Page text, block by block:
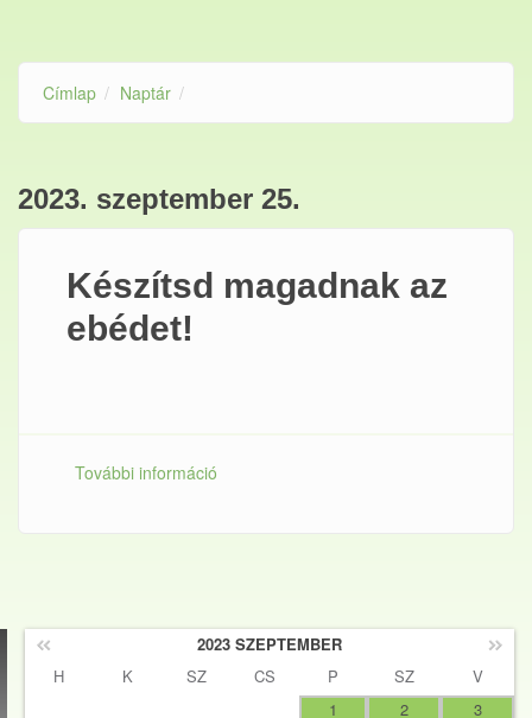
Címlap Naptár
2023. szeptember 25.
Készítsd magadnak az
ebédet!
További információ
H K SZ CS P SZ
V
1
2
3
2023 SZEPTEMBER